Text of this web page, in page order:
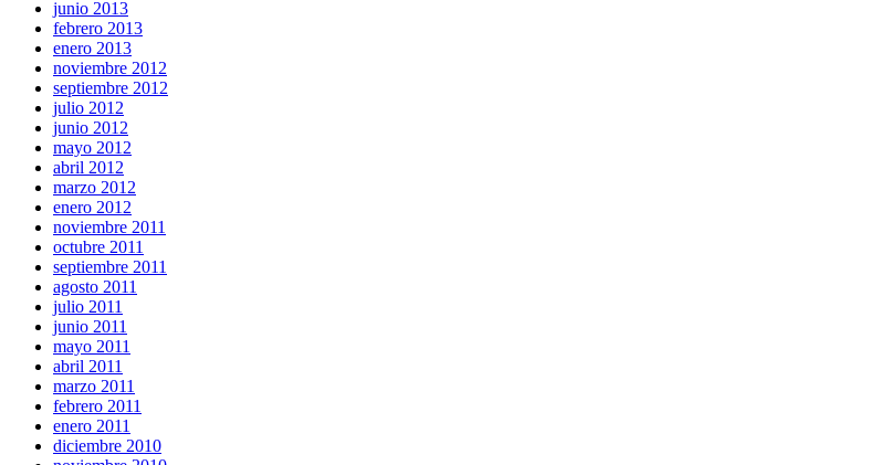
junio 2013
febrero 2013
enero 2013
noviembre 2012
septiembre 2012
julio 2012
junio 2012
mayo 2012
abril 2012
marzo 2012
enero 2012
noviembre 2011
octubre 2011
septiembre 2011
agosto 2011
julio 2011
junio 2011
mayo 2011
abril 2011
marzo 2011
febrero 2011
enero 2011
diciembre 2010